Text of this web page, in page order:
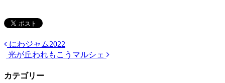
にわジャム2022
光が丘われもこうマルシェ
カテゴリー